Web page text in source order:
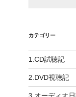
カテゴリー
1.CD試聴記
2.DVD視聴記